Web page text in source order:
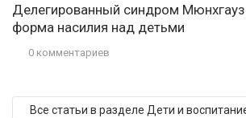
Делегированный синдром
форма насилия над детьми
0 комментариев
Все статьи в разделе Дети и